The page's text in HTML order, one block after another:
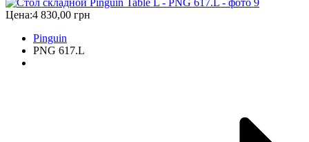
Цена:4 830,00 грн
Pinguin
PNG 617.L